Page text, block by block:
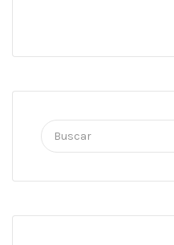
Buscar
por: